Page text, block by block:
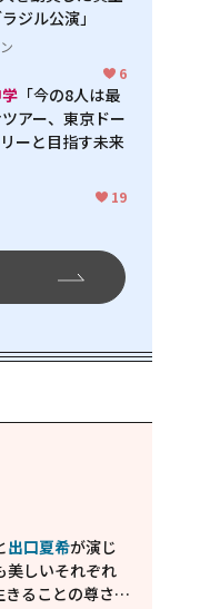
ジル公演」
6
「今の8人は最
アー、東京ドー
ーと目指す未来
19
出口夏希が演じ
美しいそれぞれ
きることの尊さを